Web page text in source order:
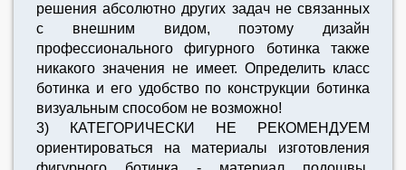
решения абсолютно других задач не связанных
с внешним видом, поэтому дизайн
профессионального фигурного ботинка также
никакого значения не имеет. Определить класс
ботинка и его удобство по конструкции ботинка
визуальным способом не возможно!
3) КАТЕГОРИЧЕСКИ НЕ РЕКОМЕНДУЕМ
ориентироваться на материалы изготовления